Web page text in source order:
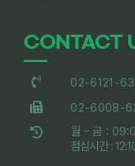
CONTACT
02-6121-
02-6008-
월 – 금 :
점심시간 :